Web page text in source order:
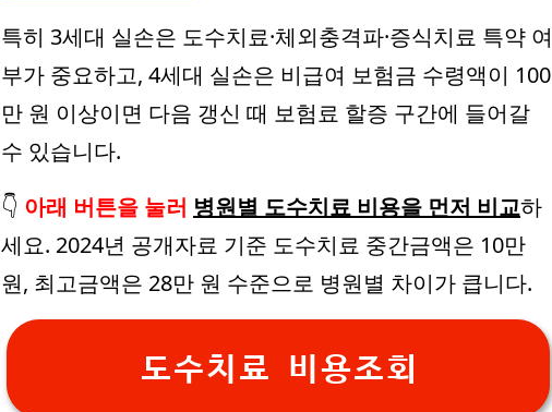
특히 3세대 실손은 도수치료·체외충격파·증식치료 특약 여
부가 중요하고, 4세대 실손은 비급여 보험금 수령액이 100
만 원 이상이면 다음 갱신 때 보험료 할증 구간에 들어갈
수 있습니다.
👇 아래 버튼을 눌러 병원별 도수치료 비용을 먼저 비교하
세요. 2024년 공개자료 기준 도수치료 중간금액은 10만
원, 최고금액은 28만 원 수준으로 병원별 차이가 큽니다.
도수치료 비용조회